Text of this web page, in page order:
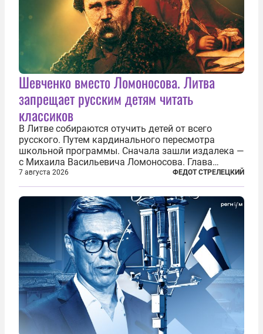
Шевченко вместо Ломоносова. Литва
запрещает русским детям читать
классиков
В Литве собираются отучить детей от всего
русского. Путем кардинального пересмотра
школьной программы. Сначала зашли издалека —
с Михаила Васильевича Ломоносова. Глава
правительства Литвы Миндаугас Синкявичюс
предложил исключить его тексты из программ
общего образования. Мотивировал он это тем,
7 августа 2026 ФЕДОТ СТРЕЛЕЦКИЙ